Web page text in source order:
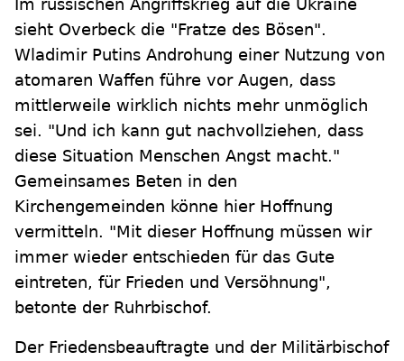
Im russischen Angriffskrieg auf die Ukraine
sieht Overbeck die "Fratze des Bösen".
Wladimir Putins Androhung einer Nutzung von
atomaren Waffen führe vor Augen, dass
mittlerweile wirklich nichts mehr unmöglich
sei. "Und ich kann gut nachvollziehen, dass
diese Situation Menschen Angst macht."
Gemeinsames Beten in den
Kirchengemeinden könne hier Hoffnung
vermitteln. "Mit dieser Hoffnung müssen wir
immer wieder entschieden für das Gute
eintreten, für Frieden und Versöhnung",
betonte der Ruhrbischof.
Der Friedensbeauftragte und der Militärbischof